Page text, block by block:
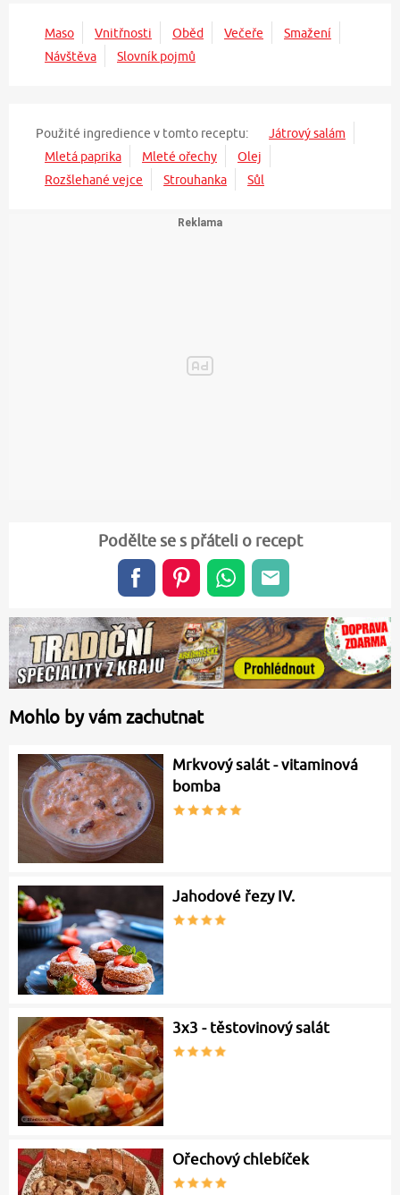
Maso Vnitřnosti Oběd Večeře
Smažení
Návštěva
Slovník pojmů
Použité ingredience v tomto receptu:
Játrový salám
Mletá paprika
Mleté ořechy
Olej
Rozšlehané vejce
Strouhanka Sůl
Podělte se s přáteli o recept
Mohlo by vám zachutnat
Mrkvový salát - vitaminová
bomba
Jahodové řezy IV.
3x3 - těstovinový salát
Ořechový chlebíček